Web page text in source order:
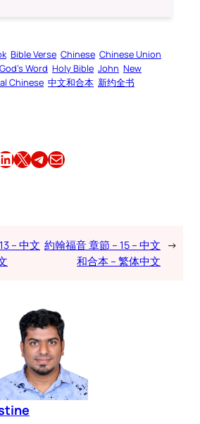
Bible Verse Chinese Chinese Union
God’s Word Holy Bible John New
Chinese 中文和合本 新约全书
LinkedIn Share this article on X Share this article on TelegramEmail this Article
– 中文 約翰福音 章節 – 15 – 中文
和合本 – 繁体中文
→